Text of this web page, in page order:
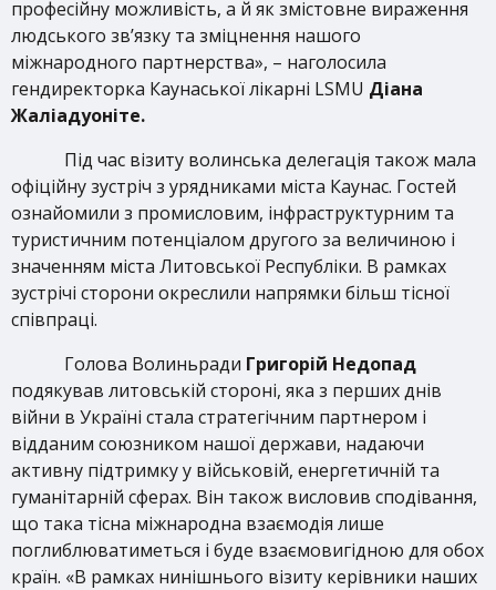
професійну можливість, а й як змістовне вираження
людського зв’язку та зміцнення нашого
міжнародного партнерства», – наголосила
гендиректорка Каунаської лікарні LSMU Діана
Жаліадуоніте.
Під час візиту волинська делегація також мала
офіційну зустріч з урядниками міста Каунас. Гостей
ознайомили з промисловим, інфраструктурним та
туристичним потенціалом другого за величиною і
значенням міста Литовської Республіки. В рамках
зустрічі сторони окреслили напрямки більш тісної
співпраці.
Голова Волиньради Григорій Недопад
подякував литовській стороні, яка з перших днів
війни в Україні стала стратегічним партнером і
відданим союзником нашої держави, надаючи
активну підтримку у військовій, енергетичній та
гуманітарній сферах. Він також висловив сподівання,
що така тісна міжнародна взаємодія лише
поглиблюватиметься і буде взаємовигідною для обох
країн. «В рамках нинішнього візиту керівники наших